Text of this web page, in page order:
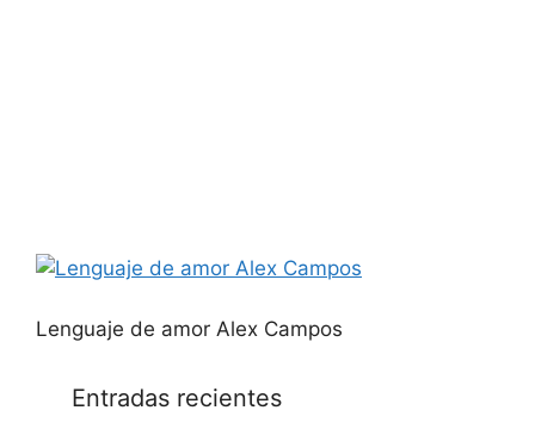
Lenguaje de amor Alex Campos
Entradas recientes